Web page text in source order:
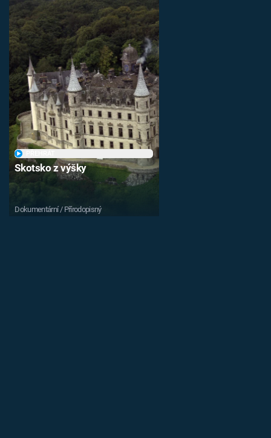
Skotsko z výšky
Dokumentární / Přírodopisný